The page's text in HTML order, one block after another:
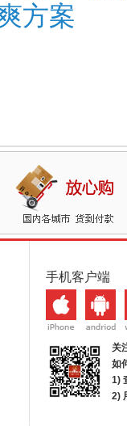
方案
手机客户端
关
如
1)
2)